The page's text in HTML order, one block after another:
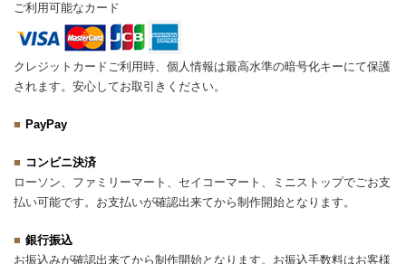
ご利用可能なカード
クレジットカードご利用時、個人情報は最高水準の暗号化キーにて保護
されます。安心してお取引きください。
PayPay
コンビニ決済
ローソン、ファミリーマート、セイコーマート、ミニストップでごお支
払い可能です。お支払いが確認出来てから制作開始となります。
銀行振込
お振込みが確認出来てから制作開始となります。お振込手数料はお客様